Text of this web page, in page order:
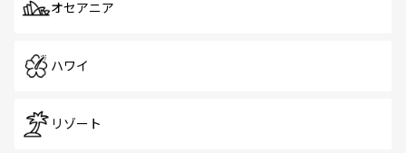
オセアニア
ハワイ
リゾート